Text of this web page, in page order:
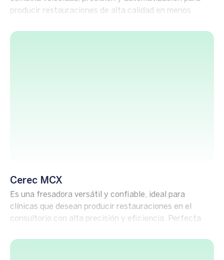
producir restauraciones de alta calidad en menos
odontología en una sola cita con resultados estéticos y
Cerec MCX
Es una fresadora versátil y confiable, ideal para
clínicas que desean producir restauraciones en el
consultorio con alta precisión y eficiencia. Perfecta
sola cita.